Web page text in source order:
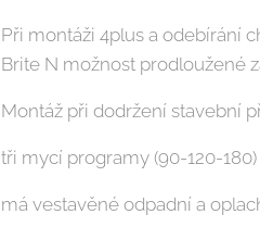
Při montáži 4plus a odebírání
Brite N možnost prodloužené
Montáž při dodržení stavební
tři mycí programy (90-120-180)
má vestavěné odpadní a